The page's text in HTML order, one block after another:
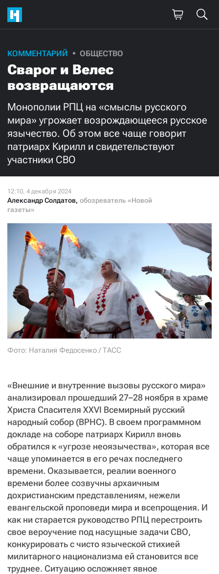
КОММЕНТАРИЙ ОБЩЕСТВО
Сварог и Велес
возвращаются
Монополии РПЦ на «смыслы русского
мира» угрожает возрождающееся русское
язычество. Об этом все чаще говорит
патриарх Кирилл и свидетельствуют
участники СВО
Александр Солдатов, обозреватель «Новой
газеты»
Фото: Наталия Федосенко / ТАСС
«Внешние и внутренние вызовы русского мира»
анализировал прошедший 27–28 ноября в храме
Христа Спасителя XXVI Всемирный русский
народный собор (ВРНС). В своем программном
докладе на соборе патриарх Кирилл вновь
обратился к «угрозе неоязычества», которая все
чаще упоминается в его речах последнего
времени. Оказывается, реалии военного
времени более созвучны архаичным
дохристианским представлениям, нежели
евангельской проповеди мира и всепрощения. И
как ни старается руководство РПЦ перестроить
свое вероучение под насущные задачи СВО,
конкурировать с чисто языческой стихией
милитарного национализма ей становится все
труднее. Ситуацию осложняет явное
Поддержите
нашу работу!
Ежемесячно
3000 1000
500 300
Нажимая кнопку «Стать соучастником»,
я принимаю условия и подтверждаю свое гражданство РФ
ПОДЕЛИТЬСЯ С ДРУЗЬЯМИ
Если у вас есть вопросы, пишите
или
звоните:
+7 (929) 612-03-68